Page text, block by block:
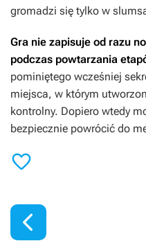
gromadzi się tylko w
Gra nie zapisuje od razu
podczas powtarzania
pominiętego wcześniej
miejsca, w którym
kontrolny. Dopiero wtedy
bezpiecznie powrócić do

